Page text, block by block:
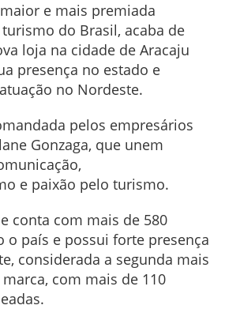
e mais premiada
do Brasil, acaba de
loja na cidade de Aracaju
presença no estado e
no Nordeste.
pelos empresários
Gonzaga, que unem
e paixão pelo turismo.
conta com mais de 580
o país e possui forte presença
considerada a segunda mais
com mais de 110